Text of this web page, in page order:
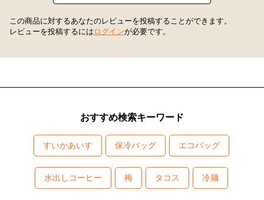
この商品に対するあなたのレビューを投稿することができます。
レビューを投稿するには ログインが必要です。
おすすめ検索キーワード
すいかあいす 保冷バッグ エコバッグ
水出しコーヒー 梅 タコス 冷麺